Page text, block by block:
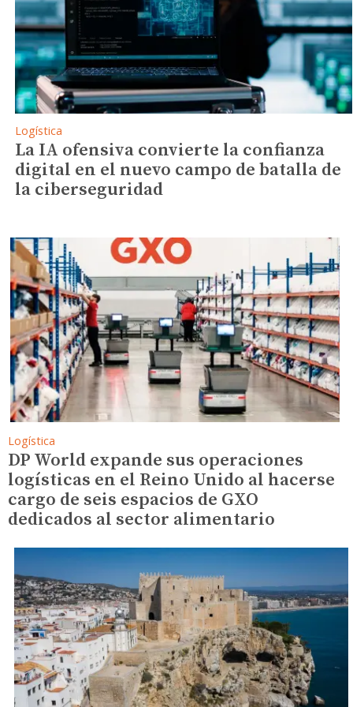
Logística
La IA ofensiva convierte la confianza
digital en el nuevo campo de batalla de
la ciberseguridad
Logística
DP World expande sus operaciones
logísticas en el Reino Unido al hacerse
cargo de seis espacios de GXO
dedicados al sector alimentario